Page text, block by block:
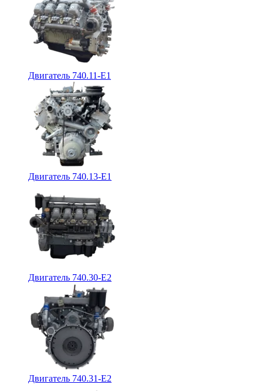
Двигатель 740.11-E1
Двигатель 740.13-E1
Двигатель 740.30-E2
Двигатель 740.31-E2